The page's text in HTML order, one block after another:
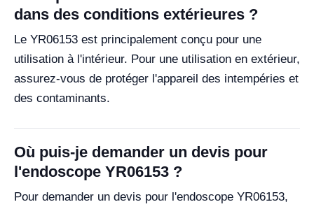
dans des conditions extérieures ?
Le YR06153 est principalement conçu pour une
utilisation à l'intérieur. Pour une utilisation en extérieur,
assurez-vous de protéger l'appareil des intempéries et
des contaminants.
Où puis-je demander un devis pour
l'endoscope YR06153 ?
Pour demander un devis pour l'endoscope YR06153,